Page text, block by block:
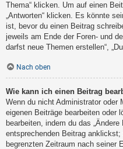
Thema“ klicken. Um auf einen
„Antworten“ klicken. Es könnte
ist, bevor du einen Beitrag
jeweils am Ende der Foren- und
darfst neue Themen erstellen“,
Nach oben
Wie kann ich einen Beitrag
Wenn du nicht Administrator oder
eigenen Beiträge bearbeiten oder
bearbeiten, indem du das
entsprechenden Beitrag
begrenzten Zeitraum nach seiner